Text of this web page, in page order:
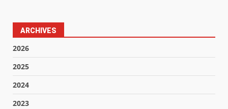
ARCHIVES
2026
2025
2024
2023